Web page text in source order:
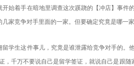
始着手在暗地里调查这次蹊跷的【冲店】事
家竞争对手里面的一家。但要确定究竟是哪一
留学生这件事儿，究竟是谁泄露给竞争对手的
，千万不要说自己是留学签证，就说自己是跟